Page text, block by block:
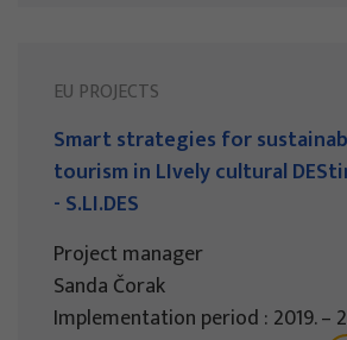
EU PROJECTS
Smart strategies for
tourism in LIvely cultural
- S.LI.DES
Project manager
Sanda Čorak
Implementation period : 2019. –